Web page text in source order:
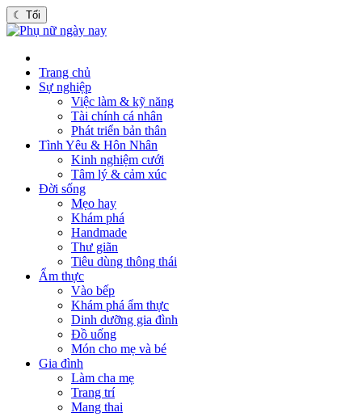
☾ Tối
Trang chủ
Sự nghiệp
Việc làm & kỹ năng
Tài chính cá nhân
Phát triển bản thân
Tình Yêu & Hôn Nhân
Kinh nghiệm cưới
Tâm lý & cảm xúc
Đời sống
Mẹo hay
Khám phá
Handmade
Thư giãn
Tiêu dùng thông thái
Ẩm thực
Vào bếp
Khám phá ẩm thực
Dinh dưỡng gia đình
Đồ uống
Món cho mẹ và bé
Gia đình
Làm cha mẹ
Trang trí
Mang thai